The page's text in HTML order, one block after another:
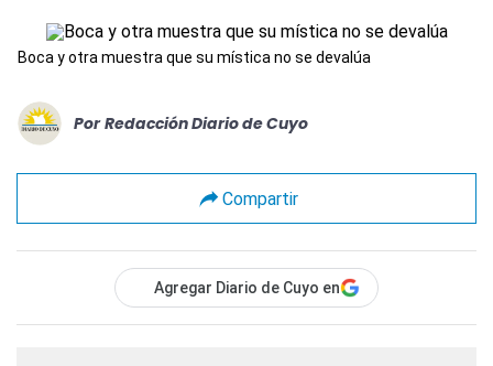
Boca y otra muestra que su mística no se devalúa
Por Redacción Diario de Cuyo
Compartir
Agregar Diario de Cuyo en